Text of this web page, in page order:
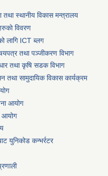
तथा स्थानीय विकास मन्त्रालय
विवरण
लागि ICT ब्लग
तथा पञ्‍जीकरण विभाग
तथा कृषि सडक विभाग
तथा सामुदायिक विकास कार्यक्रम
आयोग
आयोग
युनिकोड कन्भर्रटर